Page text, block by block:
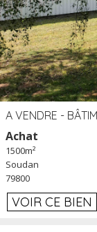
Achat
1500m²
Soudan
79800
VOIR CE BIEN